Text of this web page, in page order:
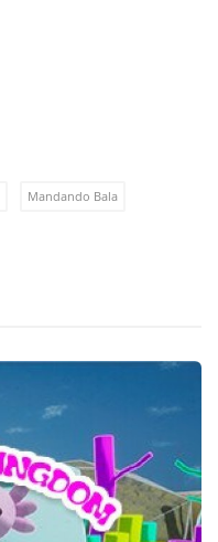
Mandando Bala